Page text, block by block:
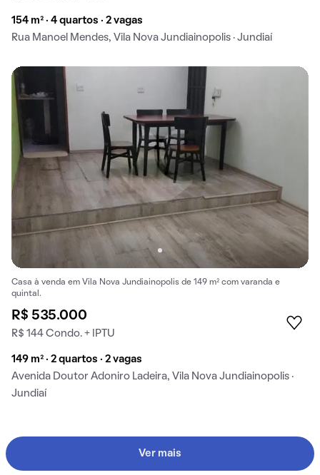
154 m² · 4 quartos · 2 vagas
Rua Manoel Mendes, Vila Nova Jundiainopolis · Jundiaí
Casa à venda em Vila Nova Jundiainopolis de 149 m² com varanda e
quintal.
R$ 535.000
R$ 144 Condo. + IPTU
149 m² · 2 quartos · 2 vagas
Avenida Doutor Adoniro Ladeira, Vila Nova Jundiainopolis ·
Jundiaí
Ver mais